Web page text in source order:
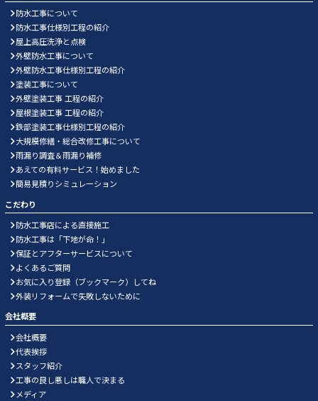
防水工事について
防水工事仕様別工程の紹介
屋上高圧洗浄と点検
外壁防水工事について
外壁防水工事仕様別工程の紹介
塗装工事について
外壁塗装工事 工程の紹介
屋根塗装工事 工程の紹介
鉄部塗装工事仕様別工程の紹介
大規模修繕・総合改修工事について
雨漏り調査＆雨漏り補修
あえての有料サービス！始めました
簡易見積りシミュレーション
こだわり
防水工事店による直接施工
防水工事は「下地が命！」
保証とアフターサービスについて
よくあるご質問
お気に入り登録（ブックマーク）してね
外装リフォームで失敗しないために
会社概要
会社概要
代表挨拶
スタッフ紹介
工事の良し悪しは職人で決まる
メディア